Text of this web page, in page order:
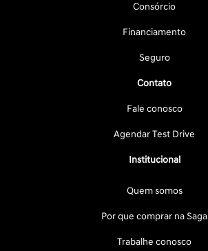
Consórcio
Financiamento
Seguro
Contato
Fale conosco
Agendar Test Drive
Institucional
Quem somos
Por que comprar na Saga
Trabalhe conosco